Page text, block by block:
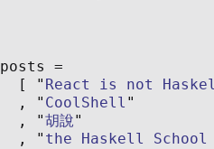
posts
React is not
CoolShell
胡說
the Haskell School